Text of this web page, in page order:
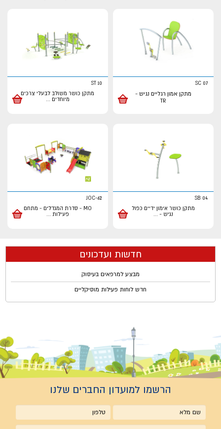
SC 07
מתקן אמון רגליים נגיש -
TR
ST 10
מתקן כושר משולב לבעלי צרכים
מיוחדים ...
SB 04
מתקן כושר אימון ידיים כפול
נגיש - ...
JOC-62
MO - סדרת המגדלים - מתחם
פעילות ...
חדשות ועדכונים
מבצע למרפאים בעיסוק
חדש לוחות פעילות מוסיקליים
הרשמו למועדון החברים שלנו
שם טלפון